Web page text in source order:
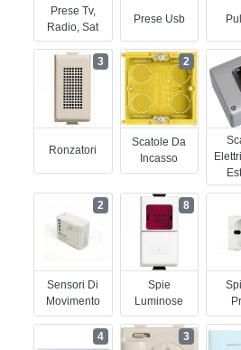
Prese Tv,
Radio, Sat
Prese Usb
Ronzatori
3
Scatole Da
Incasso
2
Sensori Di
Movimento
2
Spie
Luminose
8
4 3